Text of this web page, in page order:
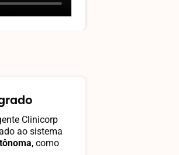
Clinicorp
ao sistema
, como